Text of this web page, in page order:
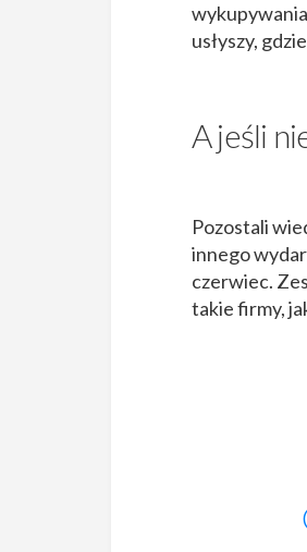
usłyszy,
A jeśli
Pozostali
innego
czerwiec.
takie firmy,